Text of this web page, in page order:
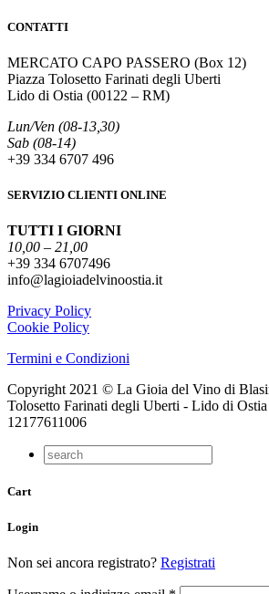
CONTATTI
MERCATO CAPO PASSERO (Box 12)
Piazza Tolosetto Farinati degli Uberti
Lido di Ostia (00122 – RM)
Lun/Ven (08-13,30)
Sab (08-14)
+39 334 6707 496
SERVIZIO CLIENTI ONLINE
TUTTI I GIORNI
10,00 – 21,00
+39 334 6707496
info@lagioiadelvinoostia.it
Privacy Policy
Cookie Policy
Termini e Condizioni
Copyright 2021 © La Gioia del Vino di
Tolosetto Farinati degli Uberti - Lido di
12177611006
Cart
Login
Non sei ancora registrato? Registrati